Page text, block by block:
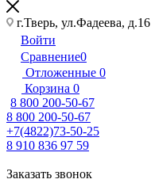
г.Тверь, ул.Фадеева, д.16
Войти
Сравнение0
Отложенные 0
Корзина 0
8 800 200-50-67
8 800 200-50-67
+7(4822)73-50-25
8 910 836 97 59
Заказать звонок